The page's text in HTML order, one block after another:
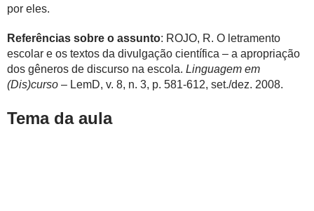
por eles.
Referências sobre o assunto: ROJO, R. O letramento
escolar e os textos da divulgação científica – a apropriação
dos gêneros de discurso na escola. Linguagem em
(Dis)curso – LemD, v. 8, n. 3, p. 581-612, set./dez. 2008.
Tema da aula